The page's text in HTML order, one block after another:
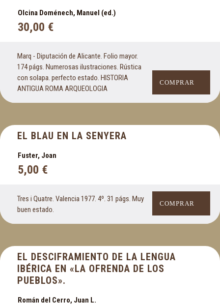
Olcina Doménech, Manuel (ed.)
30,00 €
Marq - Diputación de Alicante. Folio mayor.
174 págs. Numerosas ilustraciones. Rústica
con solapa. perfecto estado. HISTORIA
ANTIGUA ROMA ARQUEOLOGIA
COMPRAR
EL BLAU EN LA SENYERA
Fuster, Joan
5,00 €
Tres i Quatre. Valencia 1977. 4º. 31 págs. Muy
buen estado.
COMPRAR
EL DESCIFRAMIENTO DE LA LENGUA
IBÉRICA EN «LA OFRENDA DE LOS
PUEBLOS».
Román del Cerro, Juan L.